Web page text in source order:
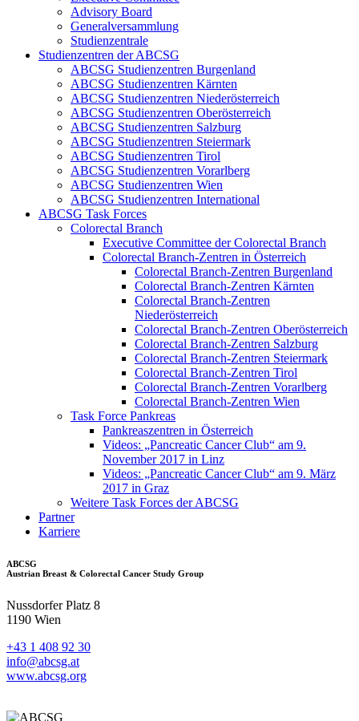
Advisory Board
Generalversammlung
Studienzentrale
Studienzentren der ABCSG
ABCSG Studienzentren Burgenland
ABCSG Studienzentren Kärnten
ABCSG Studienzentren Niederösterreich
ABCSG Studienzentren Oberösterreich
ABCSG Studienzentren Salzburg
ABCSG Studienzentren Steiermark
ABCSG Studienzentren Tirol
ABCSG Studienzentren Vorarlberg
ABCSG Studienzentren Wien
ABCSG Studienzentren International
ABCSG Task Forces
Colorectal Branch
Executive Committee der Colorectal Branch
Colorectal Branch-Zentren in Österreich
Colorectal Branch-Zentren Burgenland
Colorectal Branch-Zentren Kärnten
Colorectal Branch-Zentren
Niederösterreich
Colorectal Branch-Zentren Oberösterreich
Colorectal Branch-Zentren Salzburg
Colorectal Branch-Zentren Steiermark
Colorectal Branch-Zentren Tirol
Colorectal Branch-Zentren Vorarlberg
Colorectal Branch-Zentren Wien
Task Force Pankreas
Pankreaszentren in Österreich
Videos: „Pancreatic Cancer Club“ am 9.
November 2017 in Linz
Videos: „Pancreatic Cancer Club“ am 9. März
2017 in Graz
Weitere Task Forces der ABCSG
Partner
Karriere
ABCSG
Austrian Breast & Colorectal Cancer Study Group
Nussdorfer Platz 8
1190 Wien
+43 1 408 92 30
info@abcsg.at
www.abcsg.org